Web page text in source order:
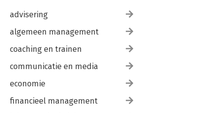
advisering
algemeen management
coaching en trainen
communicatie en media
economie
financieel management